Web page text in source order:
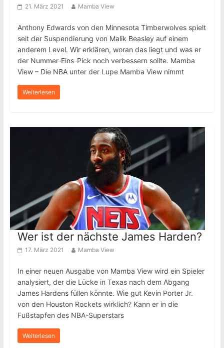
21. März 2021 Mamba View
Anthony Edwards von den Minnesota Timberwolves spielt
seit der Suspendierung von Malik Beasley auf einem
anderem Level. Wir erklären, woran das liegt und was er
der Nummer-Eins-Pick noch verbessern sollte. Mamba
View – Die NBA unter der Lupe Mamba View nimmt
Weiterlesen
Wer ist der nächste James Harden?
17. März 2021 Mamba View
In einer neuen Ausgabe von Mamba View wird ein Spieler
analysiert, der die Lücke in Texas nach dem Abgang
James Hardens füllen könnte. Wie gut Kevin Porter Jr.
von den Houston Rockets wirklich? Kann er in die
Fußstapfen des NBA-Superstars
Weiterlesen